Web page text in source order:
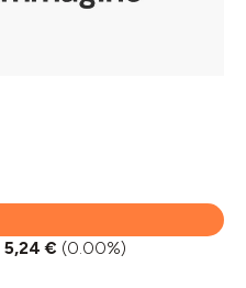
5,24 € (0.00%)